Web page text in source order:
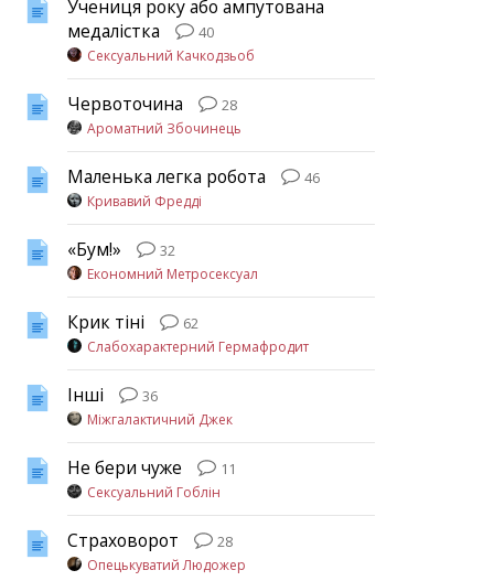
Учениця року або ампутована
медалістка
40
Сексуальний Качкодзьоб
Червоточина
28
Ароматний Збочинець
Маленька легка робота
46
Кривавий Фредді
«Бум!»
32
Економний Метросексуал
Крик тіні
62
Слабохарактерний Гермафродит
Інші
36
Міжгалактичний Джек
Не бери чуже
11
Сексуальний Гоблін
Страховорот
28
Опецькуватий Людожер